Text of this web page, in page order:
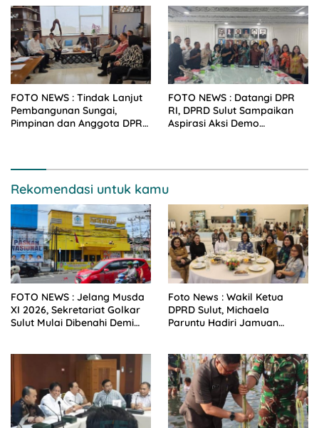
FOTO NEWS : Tindak Lanjut
Pembangunan Sungai,
Pimpinan dan Anggota DPRD
FOTO NEWS : Datangi DPR
RI, DPRD Sulut Sampaikan
Aspirasi Aksi Demo
Rekomendasi untuk kamu
FOTO NEWS : Jelang Musda
XI 2026, Sekretariat Golkar
Sulut Mulai Dibenahi Demi
Foto News : Wakil Ketua
DPRD Sulut, Michaela
Paruntu Hadiri Jamuan